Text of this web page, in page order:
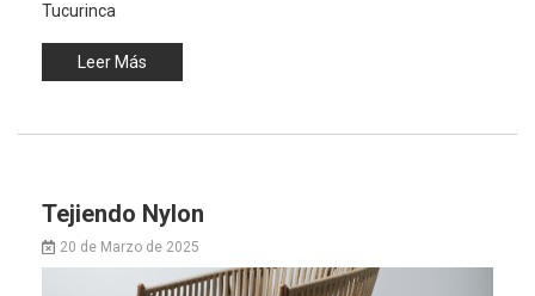
Tucurinca
Leer Más
Tejiendo Nylon
20 de Marzo de 2025